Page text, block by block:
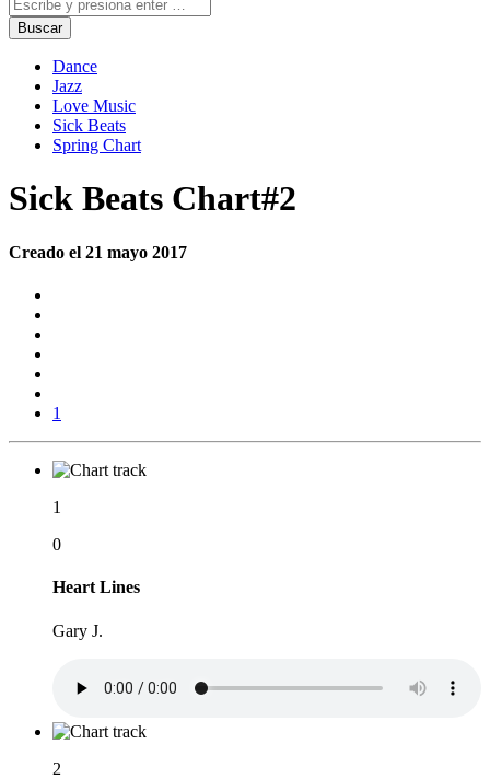
Dance
Jazz
Love Music
Sick Beats
Spring Chart
Sick Beats Chart#2
Creado el 21 mayo 2017
1
1
0
Heart Lines
Gary J.
2